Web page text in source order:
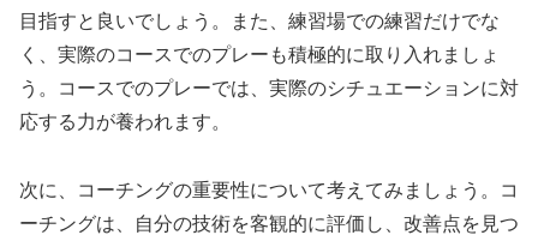
目指すと良いでしょう。また、練習場での練習だけでな
く、実際のコースでのプレーも積極的に取り入れましょ
う。コースでのプレーでは、実際のシチュエーションに対
応する力が養われます。
次に、コーチングの重要性について考えてみましょう。コ
ーチングは、自分の技術を客観的に評価し、改善点を見つ